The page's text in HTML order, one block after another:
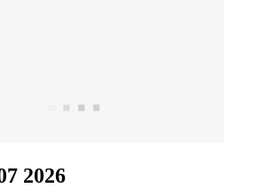
2026